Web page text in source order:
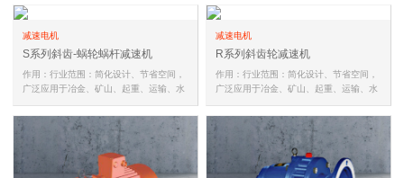
减速电机
S系列斜齿-蜗轮蜗杆减速机
作用：行业范围：简化设计、节省空间，
广泛应用于冶金、矿山、起重、运输、水
减速电机
R系列斜齿轮减速机
作用：行业范围：简化设计、节省空间，
广泛应用于冶金、矿山、起重、运输、水